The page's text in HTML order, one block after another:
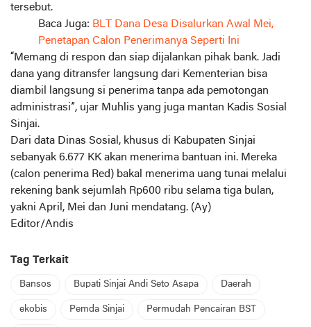
tersebut.
Baca Juga: BLT Dana Desa Disalurkan Awal Mei,
Penetapan Calon Penerimanya Seperti Ini
“Memang di respon dan siap dijalankan pihak bank. Jadi
dana yang ditransfer langsung dari Kementerian bisa
diambil langsung si penerima tanpa ada pemotongan
administrasi”, ujar Muhlis yang juga mantan Kadis Sosial
Sinjai.
Dari data Dinas Sosial, khusus di Kabupaten Sinjai
sebanyak 6.677 KK akan menerima bantuan ini. Mereka
(calon penerima Red) bakal menerima uang tunai melalui
rekening bank sejumlah Rp600 ribu selama tiga bulan,
yakni April, Mei dan Juni mendatang. (Ay)
Editor/Andis
Tag Terkait
Bansos Bupati Sinjai Andi Seto Asapa Daerah
ekobis Pemda Sinjai Permudah Pencairan BST